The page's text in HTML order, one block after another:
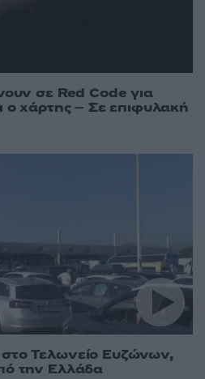
σε Red Code για
ο χάρτης – Σε επιφυλακή
Τελωνείο Ευζώνων,
την Ελλάδα